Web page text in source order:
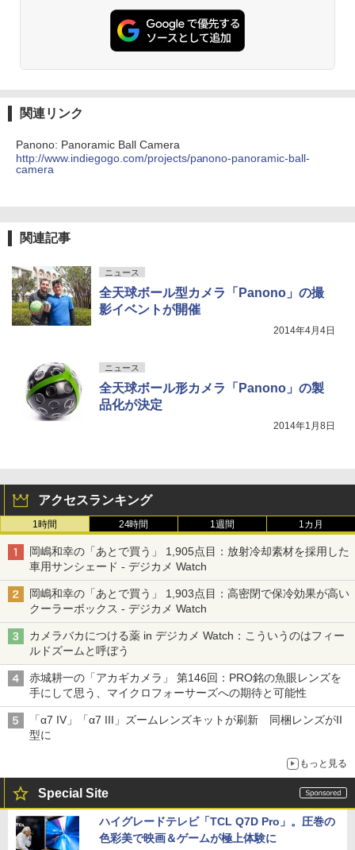
関連リンク
Panono: Panoramic Ball Camera
http://www.indiegogo.com/projects/panono-panoramic-ball-
camera
関連記事
ニュース
全天球ボール型カメラ「Panono」の撮
影イベントが開催
2014年4月4日
ニュース
全天球ボール形カメラ「Panono」の製
品化が決定
2014年1月8日
アクセスランキング
1時間 24時間 1週間 1カ月
岡嶋和幸の「あとで買う」 1,905点目：放射冷却素材を採用した
車用サンシェード - デジカメ Watch
岡嶋和幸の「あとで買う」 1,903点目：高密閉で保冷効果が高い
クーラーボックス - デジカメ Watch
カメラバカにつける薬 in デジカメ Watch：こういうのはフィー
ルドズームと呼ぼう
赤城耕一の「アカギカメラ」 第146回：PRO銘の魚眼レンズを
手にして思う、マイクロフォーサーズへの期待と可能性
「α7 IV」「α7 III」ズームレンズキットが刷新 同梱レンズがII
型に
もっと見る
Special Site
ハイグレードテレビ「TCL Q7D Pro」。圧巻の
色彩美で映画＆ゲームが極上体験に